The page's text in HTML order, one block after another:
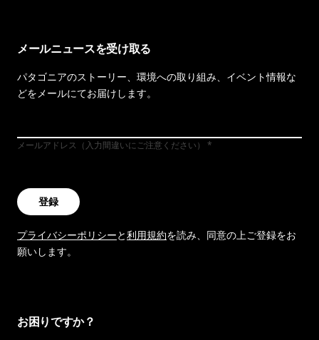
メールニュースを受け取る
パタゴニアのストーリー、環境への取り組み、イベント情報な
どをメールにてお届けします。
メールアドレス（入力間違いにご注意ください）
登録
プライバシーポリシーと利用規約を読み、同意の上ご登録をお
願いします。
お困りですか？